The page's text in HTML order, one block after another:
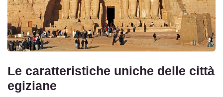
Le caratteristiche uniche delle città
egiziane